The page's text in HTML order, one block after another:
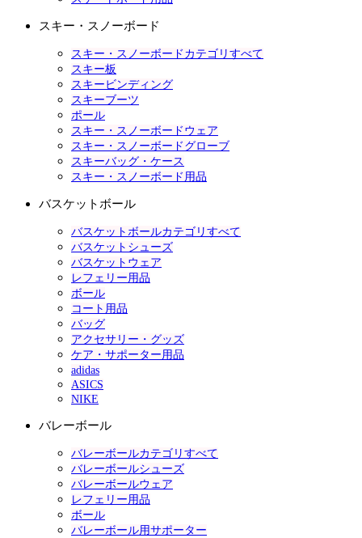
スキー・スノーボード
スキー・スノーボードカテゴリすべて
スキー板
スキービンディング
スキーブーツ
ポール
スキー・スノーボードウェア
スキー・スノーボードグローブ
スキーバッグ・ケース
スキー・スノーボード用品
バスケットボール
バスケットボールカテゴリすべて
バスケットシューズ
バスケットウェア
レフェリー用品
ボール
コート用品
バッグ
アクセサリー・グッズ
ケア・サポーター用品
adidas
ASICS
NIKE
バレーボール
バレーボールカテゴリすべて
バレーボールシューズ
バレーボールウェア
レフェリー用品
ボール
バレーボール用サポーター